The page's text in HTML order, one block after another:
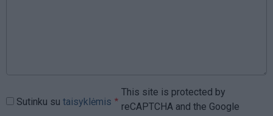
Sutinku su taisyklėmis
This site is protected by
reCAPTCHA and the Google